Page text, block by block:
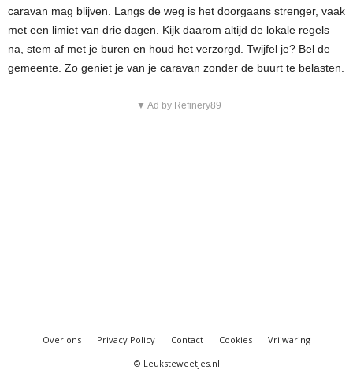
caravan mag blijven. Langs de weg is het doorgaans strenger, vaak
met een limiet van drie dagen. Kijk daarom altijd de lokale regels
na, stem af met je buren en houd het verzorgd. Twijfel je? Bel de
gemeente. Zo geniet je van je caravan zonder de buurt te belasten.
▼ Ad by Refinery89
Over ons Privacy Policy Contact Cookies
Vrijwaring
© Leuksteweetjes.nl